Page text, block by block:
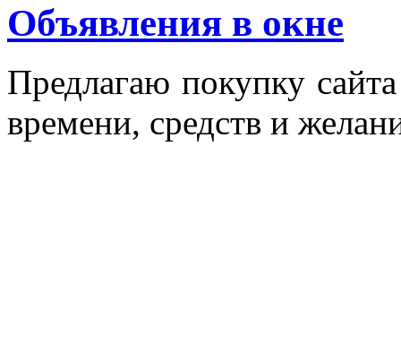
Объявления в окне
Пред­ла­гаю по­куп­ку
вре­мени, средств и